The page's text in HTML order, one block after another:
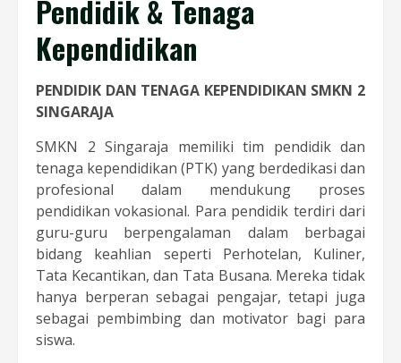
Pendidik & Tenaga
Kependidikan
PENDIDIK DAN TENAGA KEPENDIDIKAN SMKN 2
SINGARAJA
SMKN 2 Singaraja memiliki tim pendidik dan
tenaga kependidikan (PTK) yang berdedikasi dan
profesional dalam mendukung proses
pendidikan vokasional. Para pendidik terdiri dari
guru-guru berpengalaman dalam berbagai
bidang keahlian seperti Perhotelan, Kuliner,
Tata Kecantikan, dan Tata Busana. Mereka tidak
hanya berperan sebagai pengajar, tetapi juga
sebagai pembimbing dan motivator bagi para
siswa.